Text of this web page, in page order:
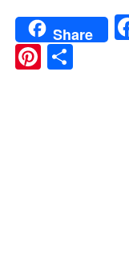
Share
Pinterest